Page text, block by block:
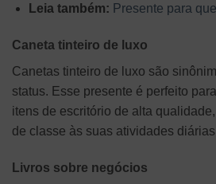
Leia também: Presente para
Caneta tinteiro de luxo
Canetas tinteiro de luxo são
status. Esse presente é perfeito
itens de escritório de alta
de classe às suas atividades
Livros sobre negócios